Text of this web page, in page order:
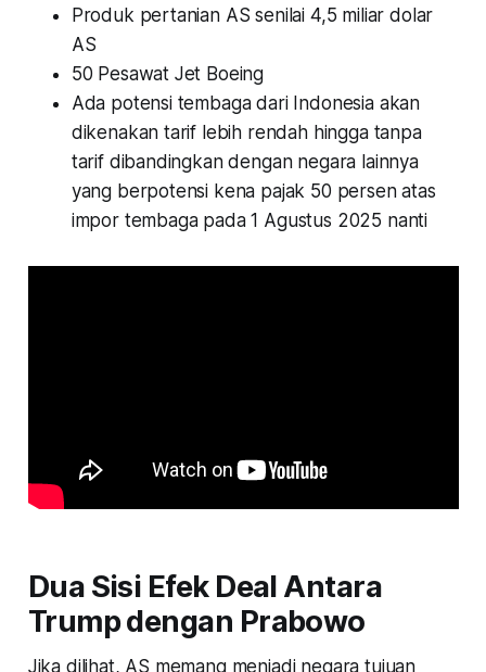
Produk pertanian AS senilai 4,5 miliar dolar
AS
50 Pesawat Jet Boeing
Ada potensi tembaga dari Indonesia akan
dikenakan tarif lebih rendah hingga tanpa
tarif dibandingkan dengan negara lainnya
yang berpotensi kena pajak 50 persen atas
impor tembaga pada 1 Agustus 2025 nanti
Dua Sisi Efek Deal Antara
Trump dengan Prabowo
Jika dilihat, AS memang menjadi negara tujuan